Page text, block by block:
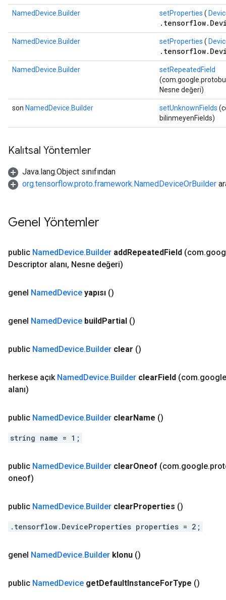
NamedDevice.Builder setProperties (
NamedDevice.Builder setProperties (
NamedDevice.Builder
setRepeatedField
Nesne değeri)
son NamedDevice.Builder setUnknownFields
bilinmeyenFields)
Kalıtsal Yöntemler
Java.lang.Object sınıfından
org.tensorflow.proto.framework.NamedDeviceOrBuilder
Genel Yöntemler
public NamedDevice.Builder addRepeatedField (com.
Descriptor alanı, Nesne değeri)
genel NamedDevice yapısı ()
genel NamedDevice buildPartial ()
public NamedDevice.Builder clear ()
herkese açık NamedDevice.Builder clearField (com.google
alanı)
public NamedDevice.Builder clearName ()
string name = 1;
public NamedDevice.Builder clearOneof (com.google.
oneof)
public NamedDevice.Builder clearProperties ()
.tensorflow.DeviceProperties properties = 2;
genel NamedDevice.Builder klonu ()
public NamedDevice getDefaultInstanceForType ()